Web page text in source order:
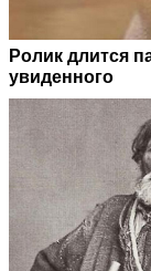
Ролик длится
увиденного